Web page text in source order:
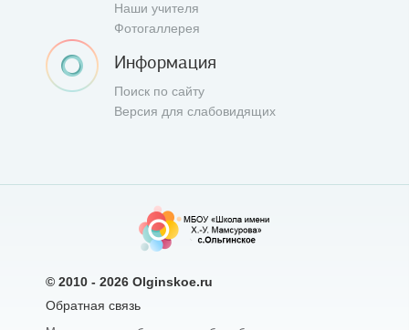
Наши учителя
Фотогаллерея
Информация
Поиск по сайту
Версия для слабовидящих
© 2010 - 2026 Olginskoe.ru
Обратная связь